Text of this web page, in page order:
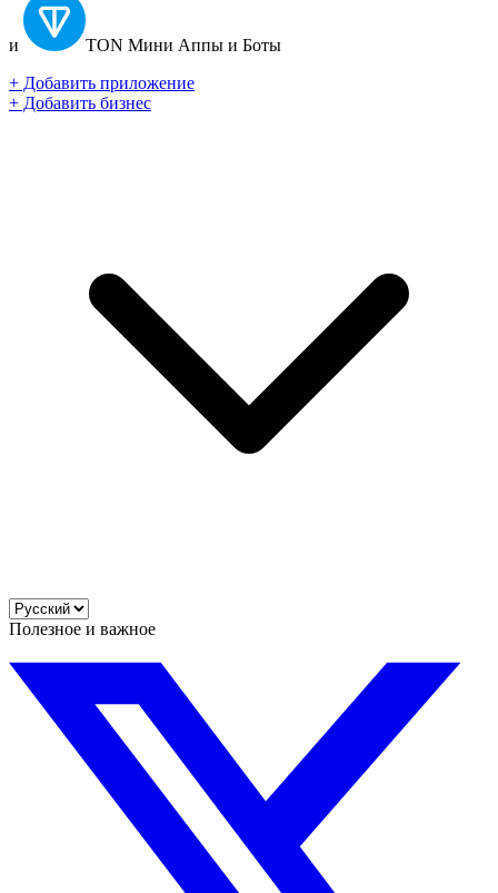
и TON Мини Аппы и Боты
+ Добавить приложение
+ Добавить бизнес
Полезное и важное